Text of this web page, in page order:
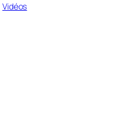
Vidéos